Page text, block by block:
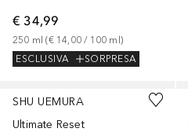
€ 34,99
250 ml (€ 14,00 / 100 ml)
ESCLUSIVA
SORPRESA
SHU UEMURA
Ultimate Reset